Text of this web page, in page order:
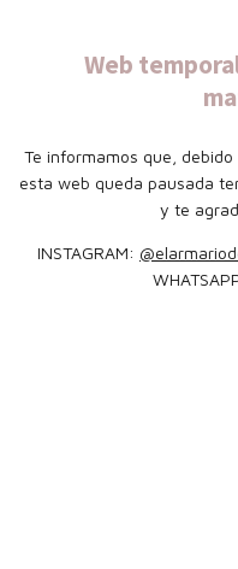
Web
Te informamos que,
esta web queda pausada
y te
INSTAGRAM: